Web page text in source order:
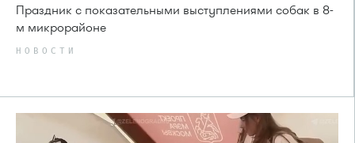
Праздник с показательными выступлениями собак в 8-
м микрорайоне
НОВОСТИ